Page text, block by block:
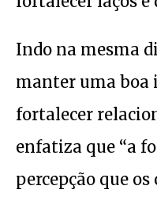
Indo na mesma
manter uma boa
fortalecer
enfatiza que “a
percepção que